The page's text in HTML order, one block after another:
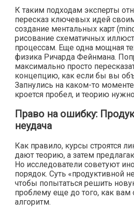
К таким подходам эксперты
пересказ ключевых идей
создание ментальных карт
рисование схематичных
процессам. Еще одна мощная
физика Ричарда Фейнмана.
максимально просто
концепцию, как если бы вы
Запнулись на каком-то
кроется пробел, и теорию
Право на ошибку:
неудача
Как правило, курсы строятся
дают теорию, а затем
Но исследователи советуют
порядок. Суть «продуктивной
чтобы попытаться решить
проблему еще до того, как вам
алгоритм.